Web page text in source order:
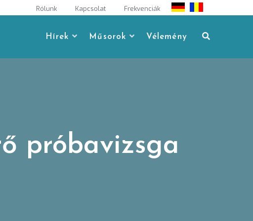
Rólunk Kapcsolat Frekvenciák
Hírek Műsorok Vélemény
próbavizsga